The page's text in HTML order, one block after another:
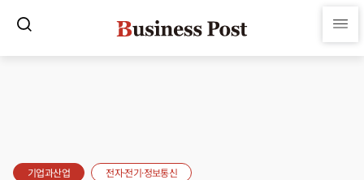
기업과산업 전자·전기·정보통신